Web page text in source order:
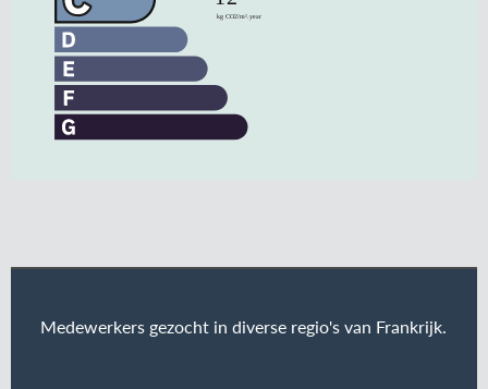
Medewerkers gezocht in diverse regio's van Frankrijk.